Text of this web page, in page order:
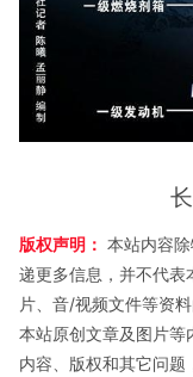
版权声明： 本站内容
递更多信息，并不代表
片、音/视频文件等资
本站原创文章及图片等
内容、版权和其它问题